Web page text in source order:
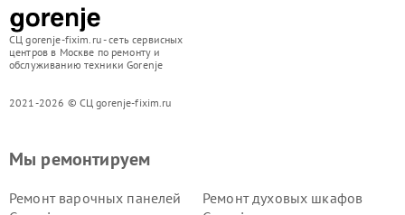
СЦ gorenje-fixim.ru - сеть сервисных
центров в Москве по ремонту и
обслуживанию техники Gorenje
2021-2026 © СЦ gorenje-fixim.ru
Мы ремонтируем
Ремонт варочных панелей
Ремонт духовых шкафов